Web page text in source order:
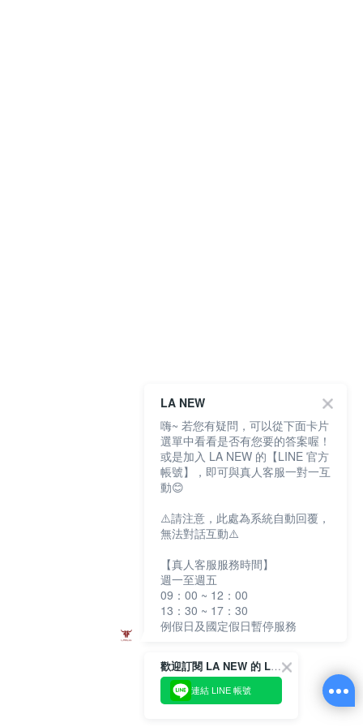
歡迎訂閱 LA NEW 的 LINE 官方帳號
連結 LINE 帳號
LA NEW
嗨~ 若您有疑問，可以從下面卡片
選單中看看是否有您要的答案喔！
或是加入 LA NEW 的【LINE 官方
帳號】，即可與真人客服一對一互
動😊
⚠️請注意，此處為系統自動回覆，
無法對話互動⚠️
【真人客服服務時間】
週一至週五
09：00 ~ 12：00
13：30 ~ 17：30
例假日及國定假日暫停服務